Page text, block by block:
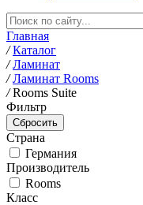
Главная
/ Каталог
/ Ламинат
/ Ламинат Rooms
/ Rooms Suite
Фильтр
Страна
Германия
Производитель
Rooms
Класс